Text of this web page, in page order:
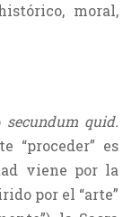
moral,
secundum quid.
“proceder” es
viene por la
por el “arte”